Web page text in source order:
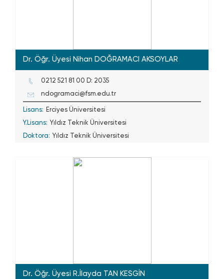
Dr. Öğr. Üyesi Nihan DOĞRAMACI AKSOYLAR
0212 521 81 00 D: 2035
ndogramaci@fsm.edu.tr
Lisans: Erciyes Üniversitesi
Y.Lisans: Yıldız Teknik Üniversitesi
Doktora: Yıldız Teknik Üniversitesi
Dr. Öğr. Üyesi R.İlayda TAN KESGİN